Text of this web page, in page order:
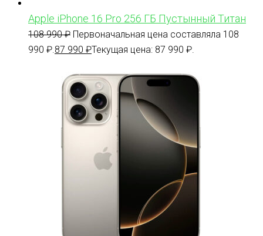
Apple iPhone 16 Pro 256 ГБ Пустынный Титан
108 990₽ Первоначальная цена составляла 108
990 ₽. 87 990 ₽Текущая цена: 87 990 ₽.